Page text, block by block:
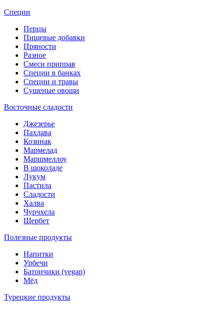
Специи
Перцы
Пищевые добавки
Пряности
Разное
Смеси приправ
Специи в банках
Специи и травы
Сушеные овощи
Восточные сладости
Джезерье
Пахлава
Козинак
Мармелад
Маршмеллоу
В шоколаде
Лукум
Пастила
Сладости
Халва
Чурчхела
Щербет
Полезные продукты
Напитки
Урбечи
Батончики (vegan)
Мёд
Турецкие продукты